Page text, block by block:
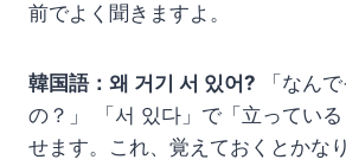
前でよく聞きますよ。
韓国語：왜 거기 서 있어? 「なん
の？」 「서 있다」で「立ってい
せます。これ、覚えておくとかな